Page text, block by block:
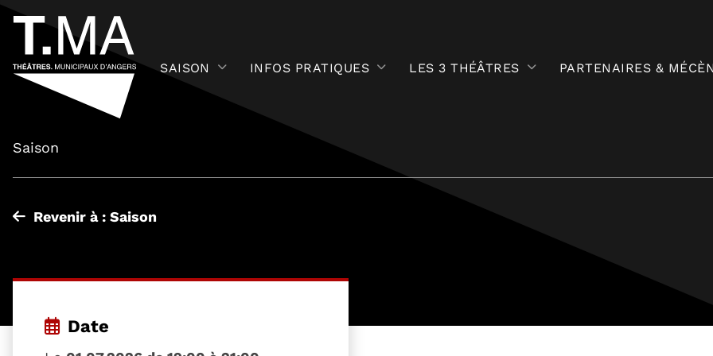
SAISON INFOS PRATIQUES LES 3 THÉÂTRES PARTENAIRES &
Saison
Revenir à : Saison
Date